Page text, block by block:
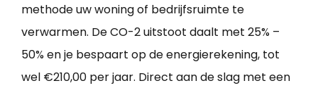
methode uw woning of bedrijfsruimte te
verwarmen. De CO-2 uitstoot daalt met 25% –
50% en je bespaart op de energierekening, tot
wel €210,00 per jaar. Direct aan de slag met een